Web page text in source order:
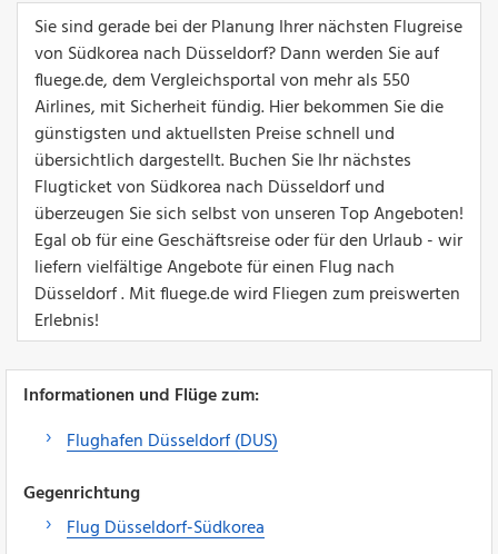
Sie sind gerade bei der Planung Ihrer nächsten Flugreise
von Südkorea nach Düsseldorf? Dann werden Sie auf
fluege.de, dem Vergleichsportal von mehr als 550
Airlines, mit Sicherheit fündig. Hier bekommen Sie die
günstigsten und aktuellsten Preise schnell und
übersichtlich dargestellt. Buchen Sie Ihr nächstes
Flugticket von Südkorea nach Düsseldorf und
überzeugen Sie sich selbst von unseren Top Angeboten!
Egal ob für eine Geschäftsreise oder für den Urlaub - wir
liefern vielfältige Angebote für einen Flug nach
Düsseldorf . Mit fluege.de wird Fliegen zum preiswerten
Erlebnis!
Informationen und Flüge zum:
Flughafen Düsseldorf (DUS)
Gegenrichtung
Flug Düsseldorf-Südkorea